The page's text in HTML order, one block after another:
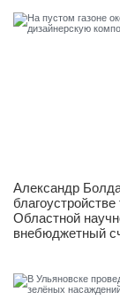
Александр
Областной
внебюджетный